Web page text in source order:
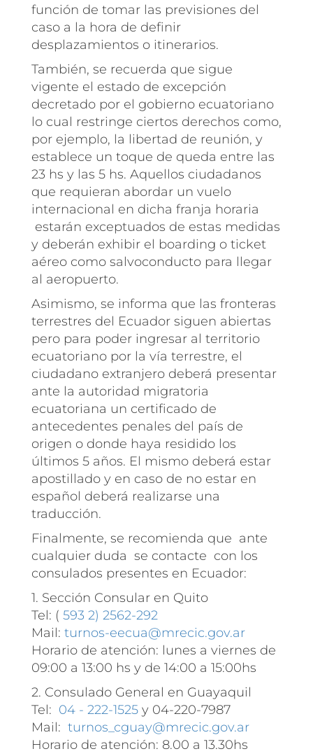
función de tomar las previsiones del
caso a la hora de definir
desplazamientos o itinerarios.
También, se recuerda que sigue
vigente el estado de excepción
decretado por el gobierno ecuatoriano
lo cual restringe ciertos derechos como,
por ejemplo, la libertad de reunión, y
establece un toque de queda entre las
23 hs y las 5 hs. Aquellos ciudadanos
que requieran abordar un vuelo
internacional en dicha franja horaria
estarán exceptuados de estas medidas
y deberán exhibir el boarding o ticket
aéreo como salvoconducto para llegar
al aeropuerto.
Asimismo, se informa que las fronteras
terrestres del Ecuador siguen abiertas
pero para poder ingresar al territorio
ecuatoriano por la vía terrestre, el
ciudadano extranjero deberá presentar
ante la autoridad migratoria
ecuatoriana un certificado de
antecedentes penales del país de
origen o donde haya residido los
últimos 5 años. El mismo deberá estar
apostillado y en caso de no estar en
español deberá realizarse una
traducción.
Finalmente, se recomienda que ante
cualquier duda se contacte con los
consulados presentes en Ecuador:
1. Sección Consular en Quito
Tel: ( 593 2) 2562-292
Mail: turnos-eecua@mrecic.gov.ar
Horario de atención: lunes a viernes de
09:00 a 13:00 hs y de 14:00 a 15:00hs
2. Consulado General en Guayaquil
Tel: 04 - 222-1525 y 04-220-7987
Mail: turnos_cguay@mrecic.gov.ar
Horario de atención: 8.00 a 13.30hs